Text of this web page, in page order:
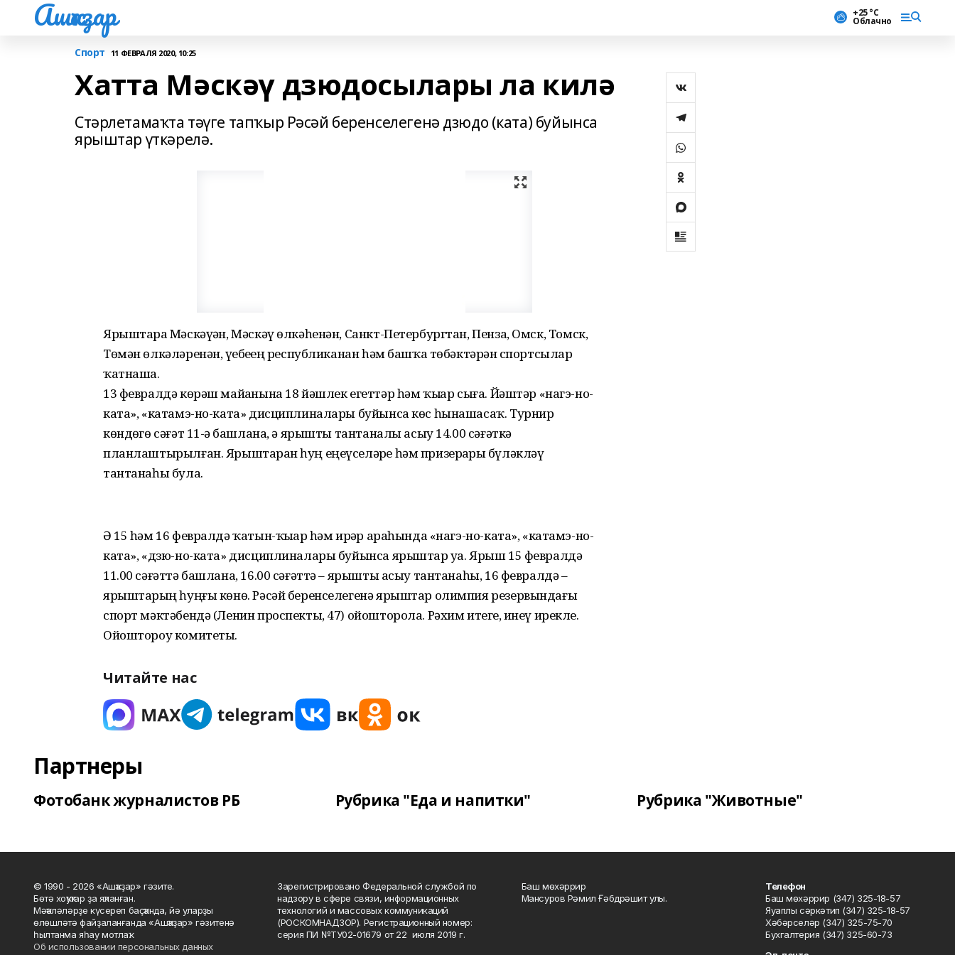
Ашҡаҙар +25 °С
Облачно
Спорт 11 ФЕВРАЛЯ 2020, 10:25
Хатта Мәскәү дзюдосылары ла килә
Стәрлетамаҡта тәүге тапҡыр Рәсәй беренселегенә дзюдо (ката) буйынса
ярыштар үткәрелә.
Ярыштарҙа Мәскәүҙән, Мәскәү өлкәһенән, Санкт-Петербургтан, Пенза, Омск, Томск,
Төмән өлкәләренән, үҙебеҙҙең республиканан һәм башҡа төбәктәрҙән спортсылар
ҡатнаша.
13 февралдә көрәш майҙанына 18 йәшлек егеттәр һәм ҡыҙҙар сыға. Йәштәр «нагэ-но-
ката», «катамэ-но-ката» дисциплиналары буйынса көс һынашасаҡ. Турнир
көндөҙгө сәғәт 11-ҙә башлана, ә ярышты тантаналы асыу 14.00 сәғәткә
планлаштырылған. Ярыштарҙан һуң еңеүселәрҙе һәм призерҙарҙы бүләкләү
тантанаһы була.
Ә 15 һәм 16 февралдә ҡатын-ҡыҙҙар һәм ирҙәр араһында «нагэ-но-ката», «катамэ-но-
ката», «дзю-но-ката» дисциплиналары буйынса ярыштар уҙа. Ярыш 15 февралдә
11.00 сәғәттә башлана, 16.00 сәғәттә – ярышты асыу тантанаһы, 16 февралдә –
ярыштарҙың һуңғы көнө. Рәсәй беренселегенә ярыштар олимпия резервындағы
спорт мәктәбендә (Ленин проспекты, 47) ойошторола. Рәхим итегеҙ, инеү ирекле.
Ойоштороу комитеты.
Читайте нас
Партнеры
Фотобанк журналистов РБ Рубрика "Еда и напитки" Рубрика "Животные"
© 1990 - 2026 «Ашҡаҙар» гәзите.
Бөтә хоҡуҡтар ҙа яҡланған.
Мәҡәләләрҙе күсереп баҫҡанда, йә уларҙы
өлөшләтә файҙаланғанда «Ашҡаҙар» гәзитенә
һылтанма яһау мотлаҡ.
Об использовании персональных данных
Зарегистрировано Федеральной службой по
надзору в сфере связи, информационных
технологий и массовых коммуникаций
(РОСКОМНАДЗОР). Регистрационный номер:
серия ПИ №ТУ02-01679 от 22 июля 2019 г.
Баш мөхәррир
Мансуров Рәмил Ғәбдрәшит улы.
Телефон
Баш мөхәррир (347) 325-18-57
Яуаплы сәркәтип (347) 325-18-57
Хәбәрселәр (347) 325-75-70
Бухгалтерия (347) 325-60-73